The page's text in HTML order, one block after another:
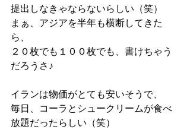
提出しなきゃならないらしい（笑）
まぁ、アジアを半年も横断してきた
ら、
２０枚でも１００枚でも、書けちゃう
だろうさ♪
イランは物価がとても安いそうで、
毎日、コーラとシュークリームが食べ
放題だったらしい（笑）